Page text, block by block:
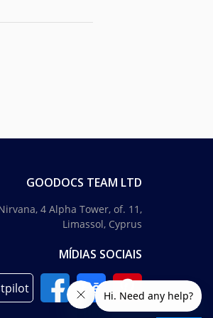
GOODOCS TEAM LTD
4 Alpha Tower, of. 11,
Limassol, Cyprus
MÍDIAS SOCIAIS